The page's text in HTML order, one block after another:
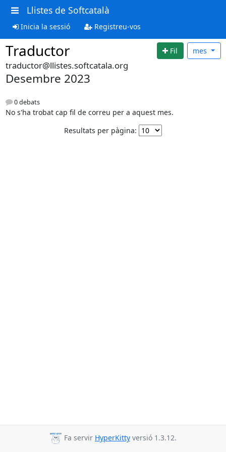
Llistes de Softcatalà
Inicia la sessió Registreu-vos
Traductor Fil mes
traductor@llistes.softcatala.org
Desembre 2023
0 debats
No s'ha trobat cap fil de correu per a aquest mes.
Resultats per pàgina:
Fa servir HyperKitty versió 1.3.12.